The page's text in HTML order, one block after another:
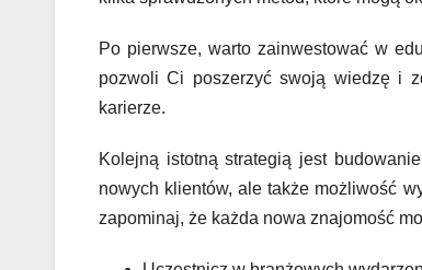
Po pierwsze, warto zainwestować w
pozwoli Ci poszerzyć swoją wiedzę i
karierze.
Kolejną istotną strategią jest
nowych klientów, ale także możliwość
zapominaj, że każda nowa znajomość